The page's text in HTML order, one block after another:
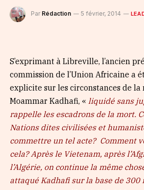
Par Rédaction 5 février, 2014
S’exprimant à Libreville, l’ancien
commission de l’Union Africaine a
explicite sur les circonstances de la
Moammar Kadhafi, « liquidé sans
rappelle les escadrons de la mort.
Nations dites civilisées et
commettre un tel acte? Comment
cela? Après le Vietenam, après
l’Algérie, on continue la même
attaqué Kadhafi sur la base de 300